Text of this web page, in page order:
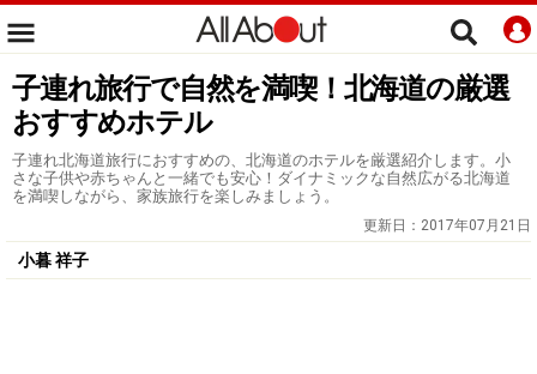
子連れ旅行で自然を満喫！北海道の厳選
おすすめホテル
子連れ北海道旅行におすすめの、北海道のホテルを厳選紹介します。小
さな子供や赤ちゃんと一緒でも安心！ダイナミックな自然広がる北海道
を満喫しながら、家族旅行を楽しみましょう。
更新日： 2017年07月21日
小暮 祥子